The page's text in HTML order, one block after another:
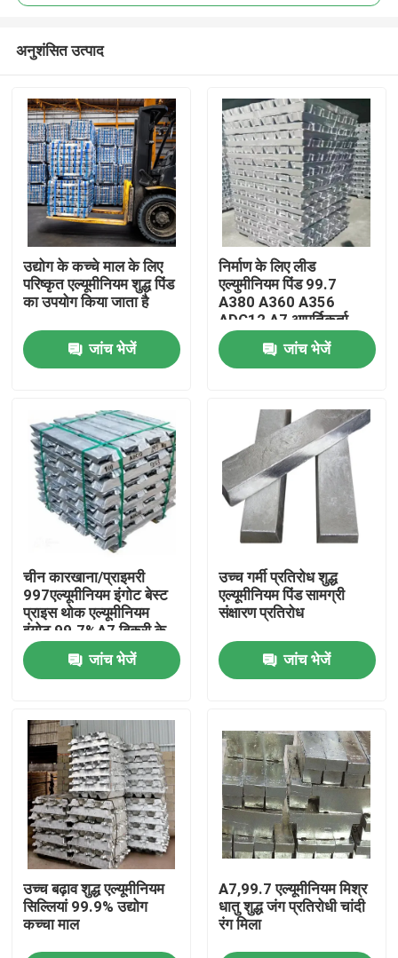
होम
उत्पाद
हमारे बारे में
फैक्टरी यात्रा
गुणवत्ता नियंत्रण
एक बोली का अनुरोध
मिल खत्म एल्यूमीनियम का तार
रंग लेपित एल्यूमीनियम का तार
कोल्ड रोल्ड एल्युमिनियम कॉइल
अनुशंसित उत्पाद
उद्योग के कच्चे माल के लिए
परिष्कृत एल्यूमीनियम शुद्ध पिंड
का उपयोग किया जाता है
जांच भेजें
निर्माण के लिए लीड
एल्युमीनियम पिंड 99.7
A380 A360 A356
ADC12 A7 आपूर्तिकर्ता
जांच भेजें
चीन कारखाना/प्राइमरी
997एल्यूमीनियम इंगोट बेस्ट
प्राइस थोक एल्यूमीनियम
इंगोट 99.7%A7 बिक्री के
लिए
जांच भेजें
उच्च गर्मी प्रतिरोध शुद्ध
एल्यूमीनियम पिंड सामग्री
संक्षारण प्रतिरोध
जांच भेजें
उच्च बढ़ाव शुद्ध एल्यूमीनियम
सिल्लियां 99.9% उद्योग
कच्चा माल
A7,99.7 एल्यूमीनियम मिश्र
धातु शुद्ध जंग प्रतिरोधी चांदी
रंग मिला